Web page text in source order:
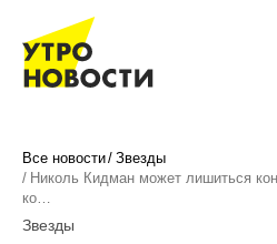
Все новости Звезды
Николь Кидман может лишиться
ко…
Звезды